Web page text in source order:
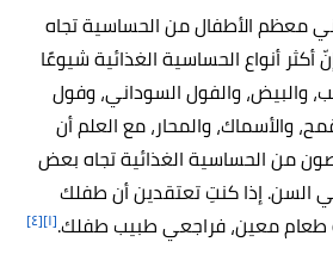
معظم الأطفال من الحساسية تجاه
أكثر أنواع الحساسية الغذائية شيوعًا
والبيض، والفول السوداني، وفول
والأسماك، والمحار، مع العلم أن
من الحساسية الغذائية تجاه بعض
إذا كنتِ تعتقدين أن طفلك
طعام معين، فراجعي طبيب طفلك.[١] [٤]